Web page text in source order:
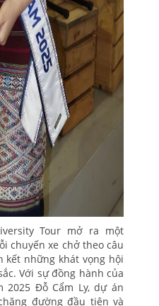
Tour mở ra một
chuyến xe chở theo câu
kết những khát vọng hội
Với sự đồng hành của
2025 Đỗ Cẩm Ly, dự án
đường đầu tiên và